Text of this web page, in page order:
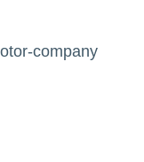
company